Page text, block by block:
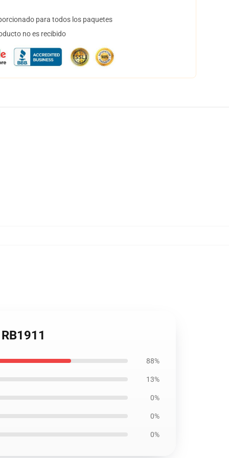
para todos los paquetes
no es recibido
88%
13%
0%
0%
0%